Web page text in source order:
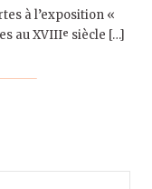
à l’exposition «
au XVIIIᵉ siècle […]